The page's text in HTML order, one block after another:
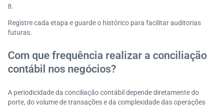
Registre cada etapa e guarde o histórico para facilitar auditorias
futuras.
Com que frequência realizar a conciliação
contábil nos negócios?
A periodicidade da conciliação contábil depende diretamente do
porte, do volume de transações e da complexidade das operações